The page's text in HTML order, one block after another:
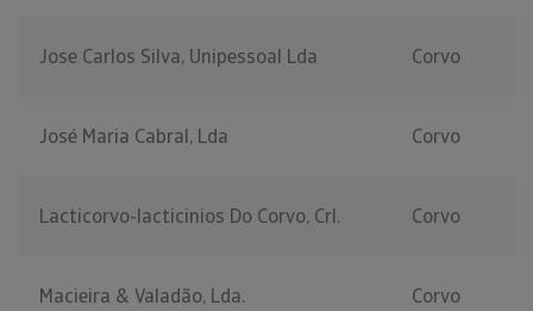
Jose Carlos Silva, Unipessoal Lda Corvo
José Maria Cabral, Lda Corvo
Lacticorvo-lacticinios Do Corvo, Crl. Corvo
Macieira & Valadão, Lda. Corvo